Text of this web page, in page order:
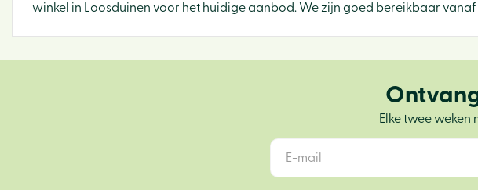
winkel in Loosduinen voor het huidige aanbod. We zijn goed bereikbaar
Elke twee weken